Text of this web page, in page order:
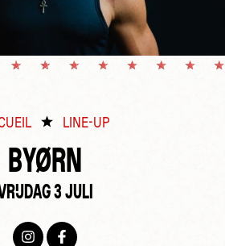
LINE-UP
BYØRN
3 JULI